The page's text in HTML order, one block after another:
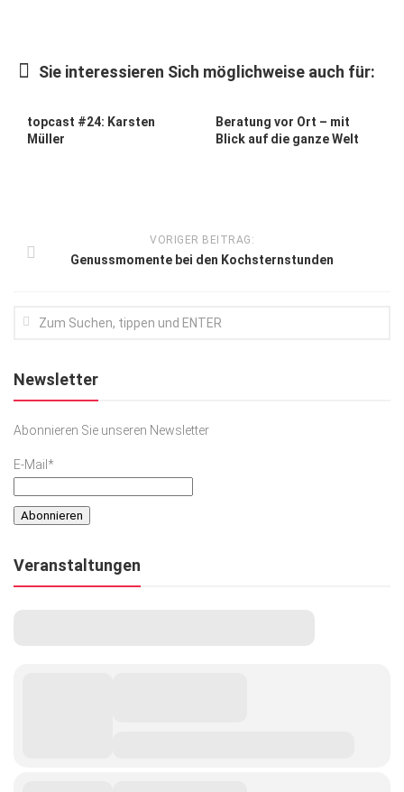
Lifestyle
Podcast
Sie interessieren Sich möglichweise auch für:
topcast #24: Karsten
Müller
Beratung vor Ort – mit
Blick auf die ganze Welt
VORIGER BEITRAG:
Genussmomente bei den Kochsternstunden
Newsletter
Abonnieren Sie unseren Newsletter
E-Mail*
Veranstaltungen